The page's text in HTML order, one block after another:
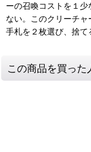
ーの召喚コストを１
ない。このクリーチ
手札を２枚選び、捨
この商品を買っ